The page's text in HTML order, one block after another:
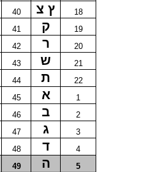
40 ץ צ
18
41 ק
19
42 ר
20
43 ש
21
44 ת
22
45 א
1
46 ב
2
47 ג
3
48 ד
4
49 ה
5